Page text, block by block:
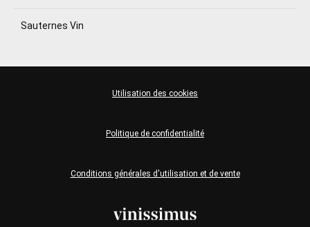
Sauternes Vin
Conditions générales d'utilisation et de vente
Politique de confidentialité
Utilisation des cookies